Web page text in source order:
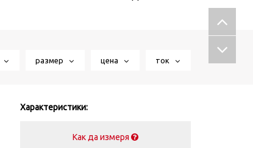
размер цена ток
Характеристики:
Как да измеря